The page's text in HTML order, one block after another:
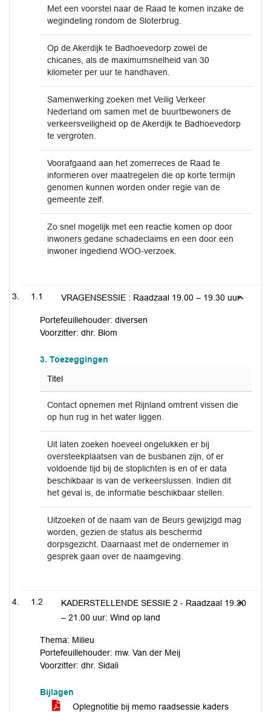
Met een voorstel naar de Raad te komen inzake de
wegindeling rondom de Sloterbrug.
Op de Akerdijk te Badhoevedorp zowel de
chicanes, als de maximumsnelheid van 30
kilometer per uur te handhaven.
Samenwerking zoeken met Veilig Verkeer
Nederland om samen met de buurtbewoners de
verkeersveiligheid op de Akerdijk te Badhoevedorp
te vergroten.
Voorafgaand aan het zomerreces de Raad te
informeren over maatregelen die op korte termijn
genomen kunnen worden onder regie van de
gemeente zelf.
Zo snel mogelijk met een reactie komen op door
inwoners gedane schadeclaims en een door een
inwoner ingediend WOO-verzoek.
1.1 VRAGENSESSIE : Raadzaal 19.00 – 19.30 uur
Portefeuillehouder: diversen
Voorzitter: dhr. Blom
3. Toezeggingen
Titel
Contact opnemen met Rijnland omtrent vissen die
op hun rug in het water liggen.
Uit laten zoeken hoeveel ongelukken er bij
oversteekplaatsen van de busbanen zijn, of er
voldoende tijd bij de stoplichten is en of er data
beschikbaar is van de verkeerslussen. Indien dit
het geval is, de informatie beschikbaar stellen.
Uitzoeken of de naam van de Beurs gewijzigd mag
worden, gezien de status als beschermd
dorpsgezicht. Daarnaast met de ondernemer in
gesprek gaan over de naamgeving.
1.2
KADERSTELLENDE SESSIE 2 - Raadzaal 19.30
– 21.00 uur: Wind op land
Thema: Milieu
Portefeuillehouder: mw. Van der Meij
Voorzitter: dhr. Sidali
Bijlagen
Oplegnotitie bij memo raadsessie kaders